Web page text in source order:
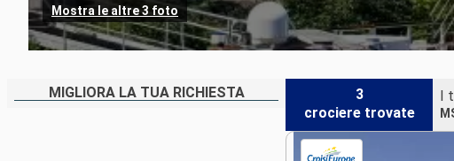
Mostra le altre 3 foto
MIGLIORA LA TUA RICHIESTA
3
crociere trovate
I